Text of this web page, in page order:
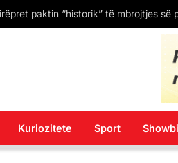
Kuriozitete Sport